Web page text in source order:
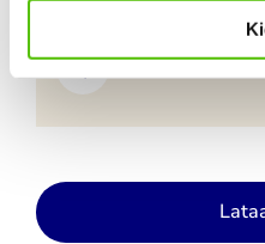
tarpeidesi mukaan.